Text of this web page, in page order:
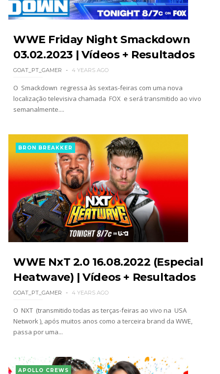
SCSA867-Aug 07 2026
WWE: Netflix censura segmento entre Becky
SCSA867 -Aug 07 2026
Aug 07 2026
Recomeço na AEW: Daniel Garcia revela como
Jon Moxley salvou a identidade da empresa
junto dos fãs
SCSA867-Aug 07 2026
WWE Friday Night Smackdown
03.02.2023 | Vídeos + Resultados
GOAT_PT_GAMER 4 YEARS AGO
O Smackdown regressa às sextas-feiras com uma nova
localização televisiva chamada FOX e será transmitido ao vivo
semanalmente....
BRON BREAKKER
WWE NxT 2.0 16.08.2022 (Especial
Heatwave) | Vídeos + Resultados
GOAT_PT_GAMER 4 YEARS AGO
O NXT (transmitido todas as terças-feiras ao vivo na USA
Network ), após muitos anos como a terceira brand da WWE,
passa por uma...
APOLLO CREWS